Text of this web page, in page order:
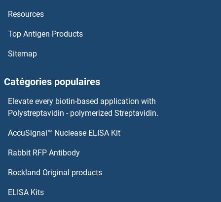
P2RY4 Anticorps
P2RY11 Anticorps
PACRG Anticorps
Resources
Top Antigen Products
Sitemap
Catégories populaires
Elevate every biotin-based application with
Polystreptavidin - polymerized Streptavidin.
AccuSignal™ Nuclease ELISA Kit
Rabbit RFP Antibody
Rockland Original products
ELISA Kits